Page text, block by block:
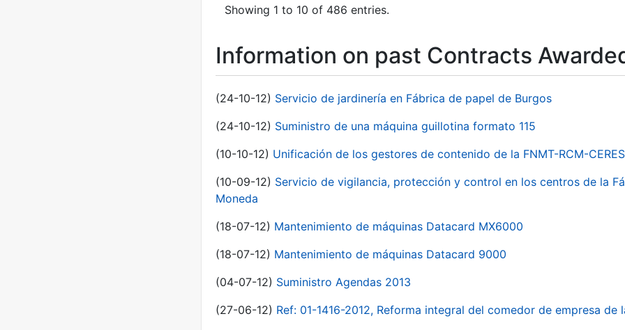
Showing 1 to 10 of 486 entries.
Information on past Contracts
(24-10-12) Servicio de jardinería en Fábrica de papel de Burgos
(24-10-12) Suministro de una máquina guillotina formato 115
(10-10-12) Unificación de los gestores de contenido de la FNMT-RCM-CERES
(10-09-12) Servicio de vigilancia, protección y control en los centros de la
Moneda
(18-07-12) Mantenimiento de máquinas Datacard MX6000
(18-07-12) Mantenimiento de máquinas Datacard 9000
(04-07-12) Suministro Agendas 2013
(27-06-12) Ref: 01-1416-2012, Reforma integral del comedor de empresa de